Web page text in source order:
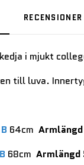
RECENSIONER
i mjukt
till luva.
B 64cm Armlängd
B 68cm Armlängd